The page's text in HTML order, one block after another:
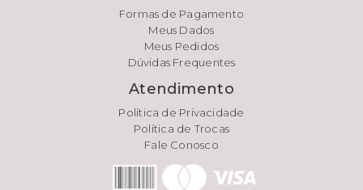
Formas de Pagamento
Meus Dados
Meus Pedidos
Dúvidas Frequentes
Atendimento
Política de Privacidade
Política de Trocas
Fale Conosco